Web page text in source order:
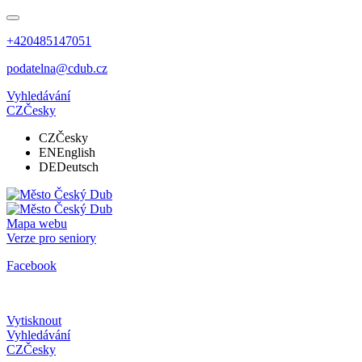
+420485147051
podatelna@cdub.cz
Vyhledávání
CZČesky
CZČesky
ENEnglish
DEDeutsch
Mapa webu
Verze pro seniory
Facebook
Vytisknout
Vyhledávání
CZČesky